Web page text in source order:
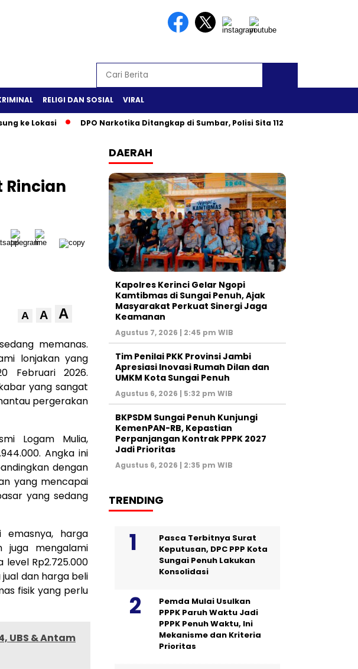
RELIGI DAN SOSIAL VIRAL
ke Lokasi DPO Narkotika Ditangkap di Sumbar, Polisi Sita 112 Gram Sabu
Rincian
A A A
memanas.
lonjakan yang
Februari 2026.
yang sangat
pergerakan
Logam Mulia,
Angka ini
dengan
yang mencapai
yang sedang
emasnya, harga
mengalami
Rp2.725.000
dan harga beli
fisik yang perlu
UBS & Antam
DAERAH
Kapolres Kerinci Gelar Ngopi
Kamtibmas di Sungai Penuh, Ajak
Masyarakat Perkuat Sinergi Jaga
Keamanan
Agustus 7, 2026 | 2:45 pm WIB
Tim Penilai PKK Provinsi Jambi
Apresiasi Inovasi Rumah Dilan dan
UMKM Kota Sungai Penuh
Agustus 6, 2026 | 5:32 pm WIB
BKPSDM Sungai Penuh Kunjungi
KemenPAN-RB, Kepastian
Perpanjangan Kontrak PPPK 2027
Jadi Prioritas
Agustus 6, 2026 | 2:35 pm WIB
TRENDING
Pasca Terbitnya Surat
Keputusan, DPC PPP Kota
Sungai Penuh Lakukan
Konsolidasi
Pemda Mulai Usulkan
PPPK Paruh Waktu Jadi
PPPK Penuh Waktu, Ini
Mekanisme dan Kriteria
Prioritas